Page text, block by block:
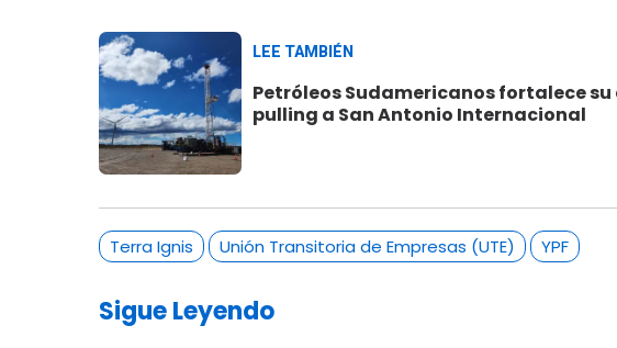
LEE TAMBIÉN
Petróleos Sudamericanos fortalece
pulling a San Antonio Internacional
Terra Ignis Unión Transitoria de Empresas (UTE) YPF
Sigue Leyendo